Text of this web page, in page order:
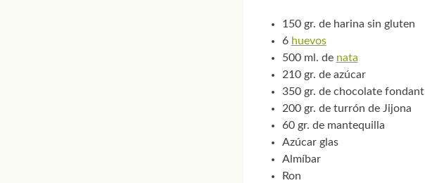
150 gr. de harina sin gluten
6 huevos
500 ml. de nata
210 gr. de azúcar
350 gr. de chocolate fondant
200 gr. de turrón de Jijona
60 gr. de mantequilla
Azúcar glas
Almíbar
Ron